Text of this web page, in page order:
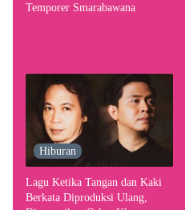
Temporer Smarabawana
Hiburan
Lagu Ketika Tangan dan Kaki
Berkata Diproduksi Ulang,